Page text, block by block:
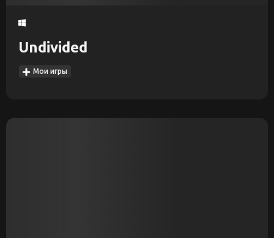
Undivided
Мои игры